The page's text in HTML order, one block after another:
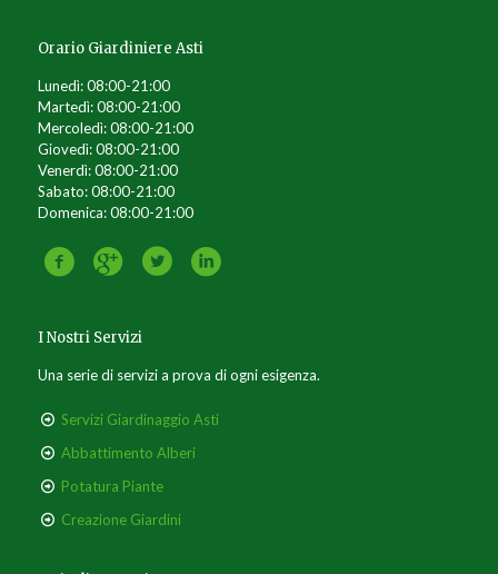
Orario Giardiniere Asti
Lunedì: 08:00-21:00
Martedì: 08:00-21:00
Mercoledì: 08:00-21:00
Giovedì: 08:00-21:00
Venerdì: 08:00-21:00
Sabato: 08:00-21:00
Domenica: 08:00-21:00
I Nostri Servizi
Una serie di servizi a prova di ogni esigenza.
Servizi Giardinaggio Asti
Abbattimento Alberi
Potatura Piante
Creazione Giardini